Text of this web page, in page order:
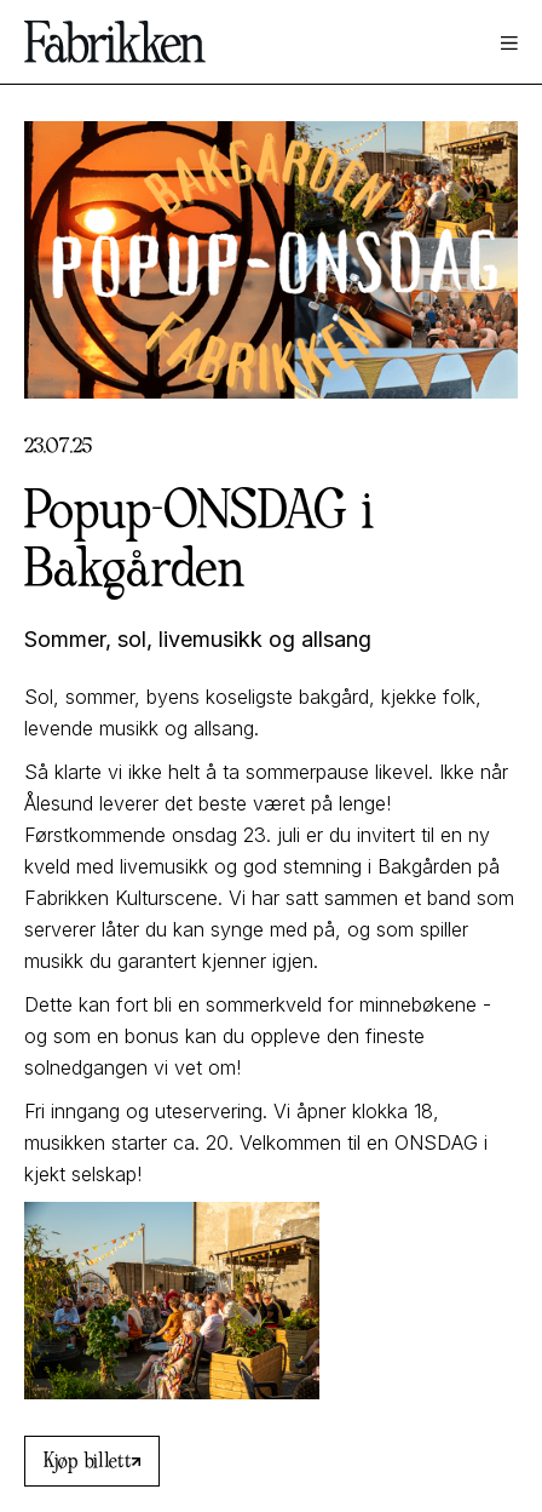
23.07.25
Popup-ONSDAG i
Bakgården
Sommer, sol, livemusikk og allsang
Sol, sommer, byens koseligste bakgård, kjekke folk,
levende musikk og allsang.
Så klarte vi ikke helt å ta sommerpause likevel. Ikke når
Ålesund leverer det beste været på lenge!
Førstkommende onsdag 23. juli er du invitert til en ny
kveld med livemusikk og god stemning i Bakgården på
Fabrikken Kulturscene. Vi har satt sammen et band som
serverer låter du kan synge med på, og som spiller
musikk du garantert kjenner igjen.
Dette kan fort bli en sommerkveld for minnebøkene -
og som en bonus kan du oppleve den fineste
solnedgangen vi vet om!
Fri inngang og uteservering. Vi åpner klokka 18,
musikken starter ca. 20. Velkommen til en ONSDAG i
kjekt selskap!
Kjøp billett